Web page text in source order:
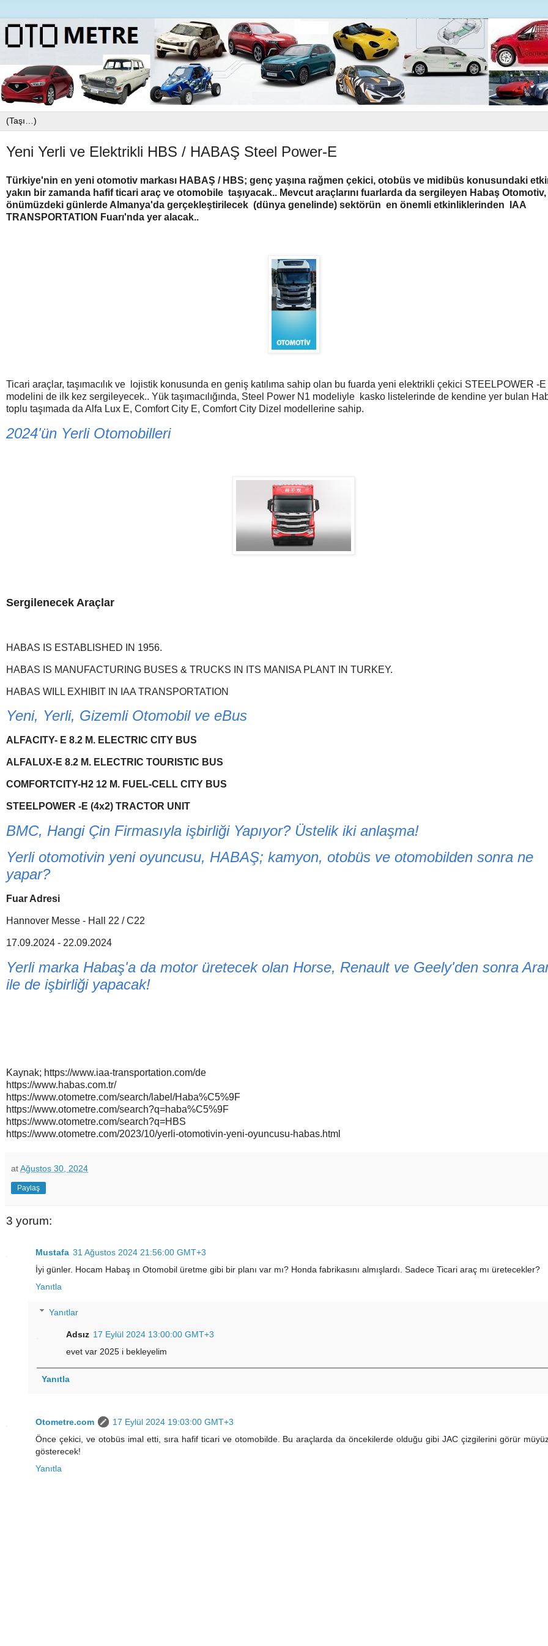
Yeni Yerli ve Elektrikli HBS / HABAŞ Steel Power-E
Türkiye'nin en yeni otomotiv markası HABAŞ / HBS; genç yaşına rağmen çekici, otobüs ve midibüs konusundaki
yakın bir zamanda hafif ticari araç ve otomobile taşıyacak.. Mevcut araçlarını fuarlarda da sergileyen Habaş Otomotiv,
önümüzdeki günlerde Almanya'da gerçekleştirilecek (dünya genelinde) sektörün en önemli etkinliklerinden IAA
TRANSPORTATION Fuarı'nda yer alacak..
Ticari araçlar, taşımacılık ve lojistik konusunda en geniş katılıma sahip olan bu fuarda yeni elektrikli çekici STEELPOWER -
modelini de ilk kez sergileyecek.. Yük taşımacılığında, Steel Power N1 modeliyle kasko listelerinde de kendine yer bulan
toplu taşımada da Alfa Lux E, Comfort City E, Comfort City Dizel modellerine sahip.
2024'ün Yerli Otomobilleri
Sergilenecek Araçlar
HABAS IS ESTABLISHED IN 1956.
HABAS IS MANUFACTURING BUSES & TRUCKS IN ITS MANISA PLANT IN TURKEY.
HABAS WILL EXHIBIT IN IAA TRANSPORTATION
Yeni, Yerli, Gizemli Otomobil ve eBus
ALFACITY- E 8.2 M. ELECTRIC CITY BUS
ALFALUX-E 8.2 M. ELECTRIC TOURISTIC BUS
COMFORTCITY-H2 12 M. FUEL-CELL CITY BUS
STEELPOWER -E (4x2) TRACTOR UNIT
BMC, Hangi Çin Firmasıyla işbirliği Yapıyor? Üstelik iki anlaşma!
Yerli otomotivin yeni oyuncusu, HABAŞ; kamyon, otobüs ve otomobilden sonra ne
yapar?
Fuar Adresi
Hannover Messe - Hall 22 / C22
17.09.2024 - 22.09.2024
Yerli marka Habaş'a da motor üretecek olan Horse, Renault ve Geely'den sonra
ile de işbirliği yapacak!
Kaynak; https://www.iaa-transportation.com/de
https://www.habas.com.tr/
https://www.otometre.com/search/label/Haba%C5%9F
https://www.otometre.com/search?q=haba%C5%9F
https://www.otometre.com/search?q=HBS
https://www.otometre.com/2023/10/yerli-otomotivin-yeni-oyuncusu-habas.html
atAğustos 30, 2024
Paylaş
3 yorum:
Mustafa 31 Ağustos 2024 21:56:00 GMT+3
İyi günler. Hocam Habaş ın Otomobil üretme gibi bir planı var mı? Honda fabrikasını almışlardı. Sadece Ticari araç mı üretecekler?
Yanıtla
Yanıtlar
Adsız 17 Eylül 2024 13:00:00 GMT+3
evet var 2025 i bekleyelim
Yanıtla
Otometre.com
17 Eylül 2024 19:03:00 GMT+3
Önce çekici, ve otobüs imal etti, sıra hafif ticari ve otomobilde. Bu araçlarda da öncekilerde olduğu gibi JAC çizgilerini görür
gösterecek!
Yanıtla